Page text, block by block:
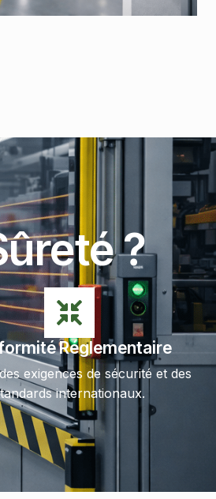
?
Réglementaire
exigences de sécurité et des
internationaux.